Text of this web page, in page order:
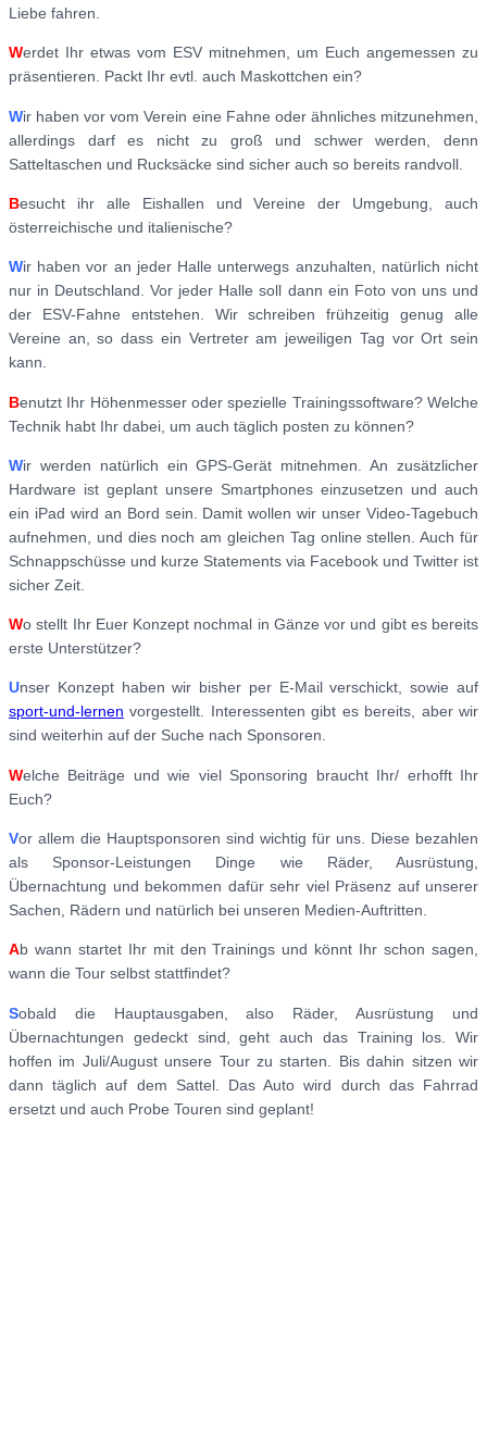
Liebe fahren.
Werdet Ihr etwas vom ESV mitnehmen, um Euch angemessen zu
präsentieren. Packt Ihr evtl. auch Maskottchen ein?
Wir haben vor vom Verein eine Fahne oder ähnliches mitzunehmen,
allerdings darf es nicht zu groß und schwer werden, denn
Satteltaschen und Rucksäcke sind sicher auch so bereits randvoll.
Besucht ihr alle Eishallen und Vereine der Umgebung, auch
österreichische und italienische?
Wir haben vor an jeder Halle unterwegs anzuhalten, natürlich nicht
nur in Deutschland. Vor jeder Halle soll dann ein Foto von uns und
der ESV-Fahne entstehen. Wir schreiben frühzeitig genug alle
Vereine an, so dass ein Vertreter am jeweiligen Tag vor Ort sein
kann.
Benutzt Ihr Höhenmesser oder spezielle Trainingssoftware? Welche
Technik habt Ihr dabei, um auch täglich posten zu können?
Wir werden natürlich ein GPS-Gerät mitnehmen. An zusätzlicher
Hardware ist geplant unsere Smartphones einzusetzen und auch
ein iPad wird an Bord sein. Damit wollen wir unser Video-Tagebuch
aufnehmen, und dies noch am gleichen Tag online stellen. Auch für
Schnappschüsse und kurze Statements via Facebook und Twitter ist
sicher Zeit.
Wo stellt Ihr Euer Konzept nochmal in Gänze vor und gibt es bereits
erste Unterstützer?
Unser Konzept haben wir bisher per E-Mail verschickt, sowie auf
sport-und-lernen vorgestellt. Interessenten gibt es bereits, aber wir
sind weiterhin auf der Suche nach Sponsoren.
Welche Beiträge und wie viel Sponsoring braucht Ihr/ erhofft Ihr
Euch?
Vor allem die Hauptsponsoren sind wichtig für uns. Diese bezahlen
als Sponsor-Leistungen Dinge wie Räder, Ausrüstung,
Übernachtung und bekommen dafür sehr viel Präsenz auf unserer
Sachen, Rädern und natürlich bei unseren Medien-Auftritten.
Ab wann startet Ihr mit den Trainings und könnt Ihr schon sagen,
wann die Tour selbst stattfindet?
Sobald die Hauptausgaben, also Räder, Ausrüstung und
Übernachtungen gedeckt sind, geht auch das Training los. Wir
hoffen im Juli/August unsere Tour zu starten. Bis dahin sitzen wir
dann täglich auf dem Sattel. Das Auto wird durch das Fahrrad
ersetzt und auch Probe Touren sind geplant!